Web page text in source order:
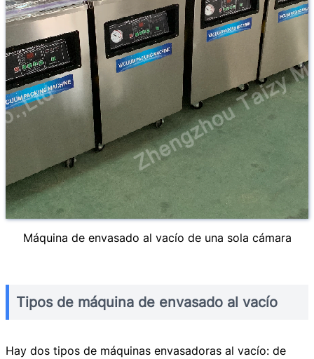
Máquina de envasado al vacío de una sola cámara
Tipos de máquina de envasado al vacío
Hay dos tipos de máquinas envasadoras al vacío: de